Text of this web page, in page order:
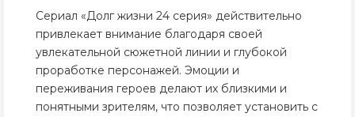
Сериал «Долг жизни 24 серия» действительно
привлекает внимание благодаря своей
увлекательной сюжетной линии и глубокой
проработке персонажей. Эмоции и
переживания героев делают их близкими и
понятными зрителям, что позволяет установить с